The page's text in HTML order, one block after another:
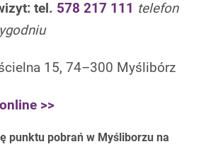
tel. 578 217 111 telefon
15, 74–300 Myślibórz
>>
punktu pobrań w Myśliborzu na